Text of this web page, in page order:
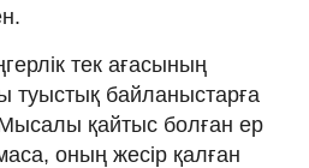
тек ағасының
туыстық байланыстарға
қайтыс болған ер
оның жесір қалған